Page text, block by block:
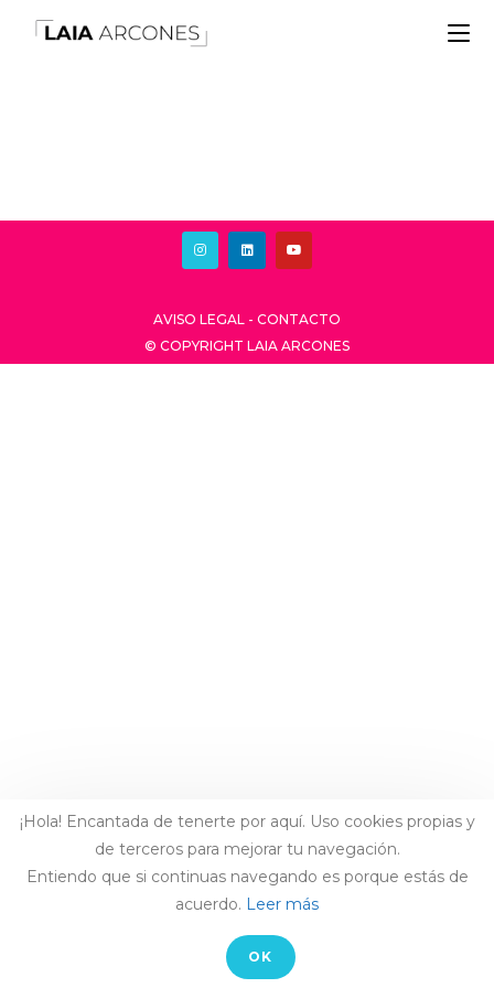
AVISO LEGAL - CONTACTO
© COPYRIGHT LAIA ARCONES
¡Hola! Encantada de tenerte por aquí. Uso cookies propias y
de terceros para mejorar tu navegación.
Entiendo que si continuas navegando es porque estás de
acuerdo. Leer más
OK